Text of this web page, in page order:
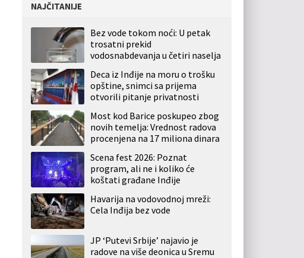
NAJČITANIJE
Bez vode tokom noći: U petak
trosatni prekid
vodosnabdevanja u četiri naselja
Deca iz Inđije na moru o trošku
opštine, snimci sa prijema
otvorili pitanje privatnosti
Most kod Barice poskupeo zbog
novih temelja: Vrednost radova
procenjena na 17 miliona dinara
Scena fest 2026: Poznat
program, ali ne i koliko će
koštati građane Inđije
Havarija na vodovodnoj mreži:
Cela Inđija bez vode
JP ‘Putevi Srbije’ najavio je
radove na više deonica u Sremu